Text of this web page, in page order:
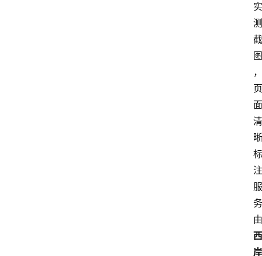
实
测
截
图
，
页
面
清
晰
标
注
服
务
由
西
岸